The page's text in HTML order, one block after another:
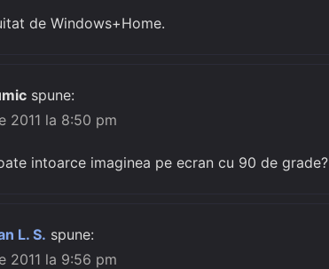
de Windows+Home.
spune:
2011 la 8:50 pm
intoarce imaginea pe ecran cu 90 de grade?
L. S. spune:
2011 la 9:56 pm